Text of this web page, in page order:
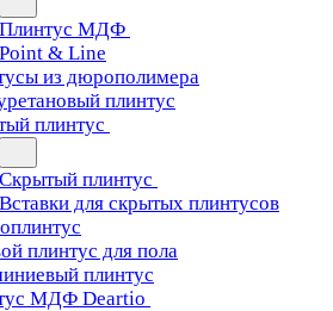
Плинтус МДФ
Point & Line
из дюрополимера
плинтус
плинтус
Скрытый плинтус
Вставки для скрытых плинтусов
плинтус для пола
плинтус
МДФ Deartio